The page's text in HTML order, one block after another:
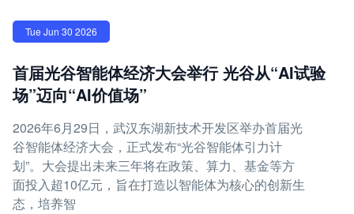
Tue Jun 30 2026
首届光谷智能体经济大会举行 光谷从“AI试验
场”迈向“AI价值场”
2026年6月29日，武汉东湖新技术开发区举办首届光
谷智能体经济大会，正式发布“光谷智能体引力计
划”。大会提出未来三年将在政策、算力、基金等方
面投入超10亿元，旨在打造以智能体为核心的创新生
态，培养智